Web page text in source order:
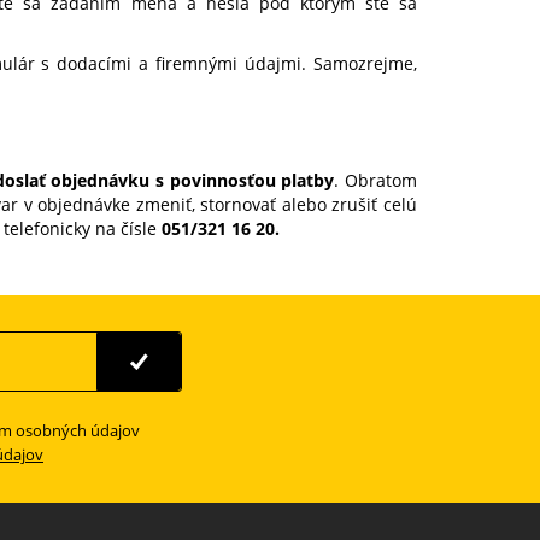
s dodacími a firemnými údajmi. Samozrejme,
objednávku s povinnosťou platby. Obratom
v objednávke zmeniť, stornovať alebo zrušiť celú
na čísle 051/321 16 20.
osobných údajov